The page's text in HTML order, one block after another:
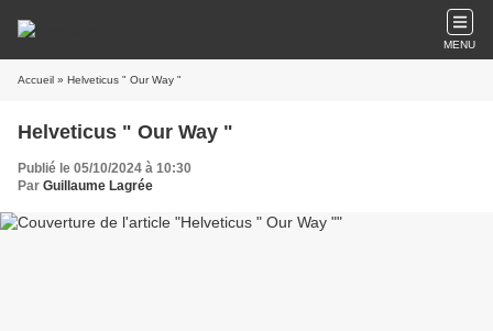
MENU
Accueil » Helveticus " Our Way "
Helveticus " Our Way "
Publié le 05/10/2024 à 10:30
Par Guillaume Lagrée